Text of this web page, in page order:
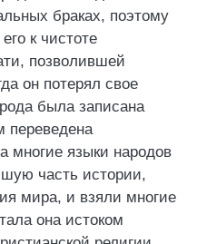
браках, поэтому
к чистоте
позволившей
он потерял свое
была записана
переведена
многие языки народов
часть истории,
мира, и взяли многие
она истоком